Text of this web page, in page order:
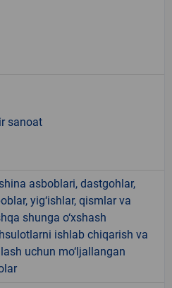
sanoat
asboblari, dastgohlar,
yig‘ishlar, qismlar va
shunga o‘xshash
ishlab chiqarish va
uchun mo‘ljallangan